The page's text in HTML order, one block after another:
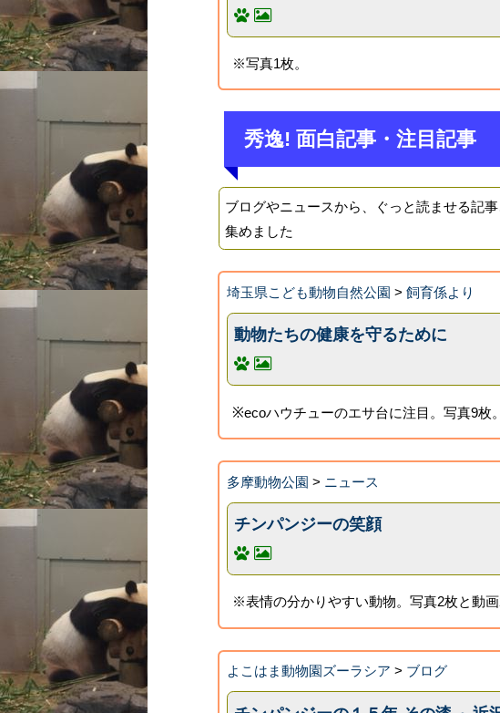
※写真1枚。
秀逸! 面白記事・注目記事
ブログやニュースから、ぐっと読ませる記
集めました
埼玉県こども動物自然公園 >飼育係より
動物たちの健康を守るために
※ecoハウチューのエサ台に注目。写真9枚。
多摩動物公園 > ニュース
チンパンジーの笑顔
※表情の分かりやすい動物。写真2枚と動画
よこはま動物園ズーラシア > ブログ